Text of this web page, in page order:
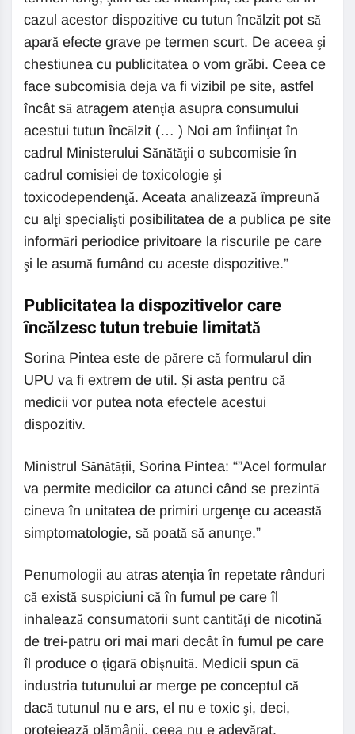
cazul acestor dispozitive cu tutun încălzit pot să
apară efecte grave pe termen scurt. De aceea şi
chestiunea cu publicitatea o vom grăbi. Ceea ce
face subcomisia deja va fi vizibil pe site, astfel
încât să atragem atenţia asupra consumului
acestui tutun încălzit (… ) Noi am înfiinţat în
cadrul Ministerului Sănătăţii o subcomisie în
cadrul comisiei de toxicologie şi
toxicodependenţă. Aceata analizează împreună
cu alţi specialişti posibilitatea de a publica pe site
informări periodice privitoare la riscurile pe care
şi le asumă fumând cu aceste dispozitive.”
Publicitatea la dispozitivelor care
încălzesc tutun trebuie limitată
Sorina Pintea este de părere că formularul din
UPU va fi extrem de util. Și asta pentru că
medicii vor putea nota efectele acestui
dispozitiv.
Ministrul Sănătății, Sorina Pintea: “”Acel formular
va permite medicilor ca atunci când se prezintă
cineva în unitatea de primiri urgenţe cu această
simptomatologie, să poată să anunţe.”
Penumologii au atras atenția în repetate rânduri
că există suspiciuni că în fumul pe care îl
inhalează consumatorii sunt cantităţi de nicotină
de trei-patru ori mai mari decât în fumul pe care
îl produce o ţigară obişnuită. Medicii spun că
industria tutunului ar merge pe conceptul că
dacă tutunul nu e ars, el nu e toxic şi, deci,
protejează plămânii, ceea nu e adevărat.